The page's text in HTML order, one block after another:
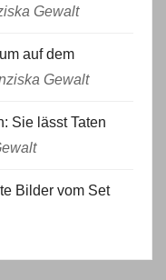
Gewalt
auf dem
Gewalt
Sie lässt Taten
Bilder vom Set